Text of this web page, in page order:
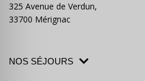
325 Avenue de Verdun,
33700 Mérignac
NOS SÉJOURS